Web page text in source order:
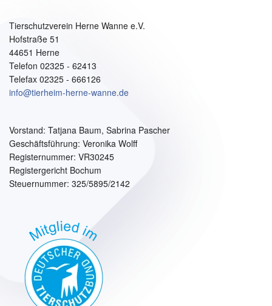
Tierschutzverein Herne Wanne e.V.
Hofstraße 51
44651 Herne
Telefon 02325 - 62413
Telefax 02325 - 666126
info@tierheim-herne-wanne.de
Vorstand: Tatjana Baum, Sabrina Pascher
Geschäftsführung: Veronika Wolff
Registernummer: VR30245
Registergericht Bochum
Steuernummer: 325/5895/2142